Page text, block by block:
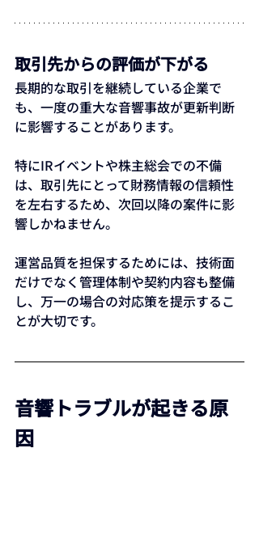
取引先からの評価が下がる
長期的な取引を継続している企業で
も、一度の重大な音響事故が更新判断
に影響することがあります。
特にIRイベントや株主総会での不備
は、取引先にとって財務情報の信頼性
を左右するため、次回以降の案件に影
響しかねません。
運営品質を担保するためには、技術面
だけでなく管理体制や契約内容も整備
し、万一の場合の対応策を提示するこ
とが大切です。
音響トラブルが起きる原
因